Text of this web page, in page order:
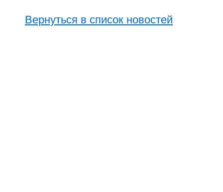
Вернуться в список новостей